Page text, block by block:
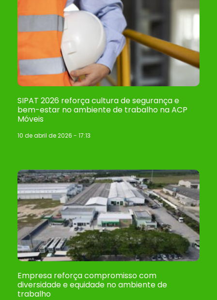
SIPAT 2026 reforça cultura de segurança e
bem-estar no ambiente de trabalho na ACP
Móveis
10 de abril de 2026 17:13
Empresa reforça compromisso com
diversidade e equidade no ambiente de
trabalho